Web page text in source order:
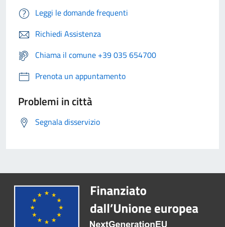
Leggi le domande frequenti
Richiedi Assistenza
Chiama il comune +39 035 654700
Prenota un appuntamento
Problemi in città
Segnala disservizio